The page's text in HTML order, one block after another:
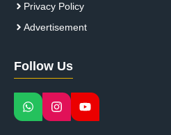
Privacy Policy
Advertisement
Follow Us